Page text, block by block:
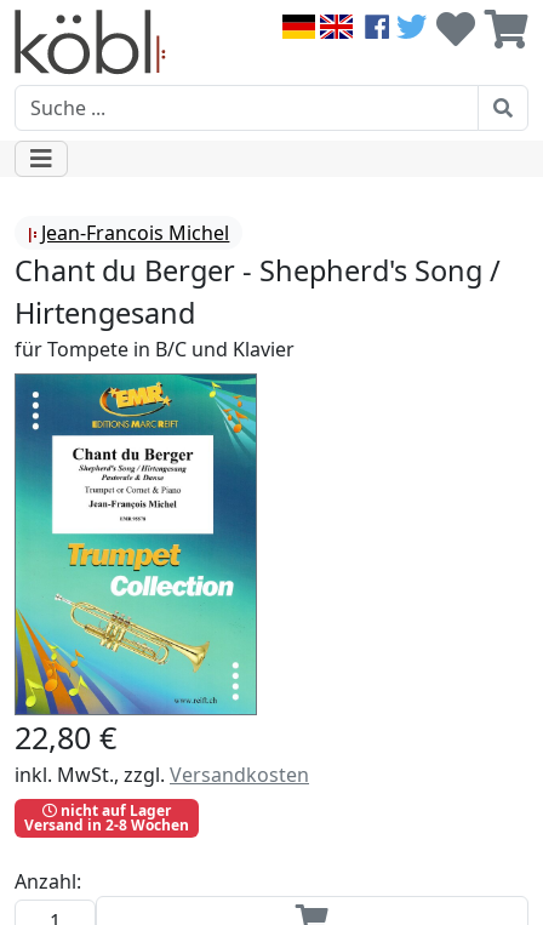
Jean-Francois Michel
Chant du Berger - Shepherd's Song /
Hirtengesand
für Tompete in B/C und Klavier
22,80 €
inkl. MwSt., zzgl. Versandkosten
nicht auf Lager
Versand in 2-8 Wochen
Anzahl: